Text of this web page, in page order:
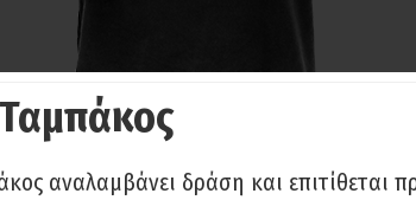
αναλαμβάνει δράση και επιτίθεται